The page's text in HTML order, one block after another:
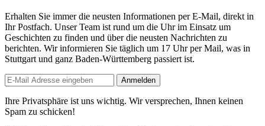
Erhalten Sie immer die neusten Informationen per E-Mail, direkt in
Ihr Postfach. Unser Team ist rund um die Uhrim Einsatz um
Geschichten zu finden und über die neusten Nachrichten zu
berichten. Wir informieren Sie täglich um 17 Uhrper Mail, was in
Stuttgart und ganz Baden-Württemberg passiert ist.
Anmelden
Ihre Privatsphäre ist uns wichtig. Wir versprechen, Ihnen keinen
Spam zu schicken!